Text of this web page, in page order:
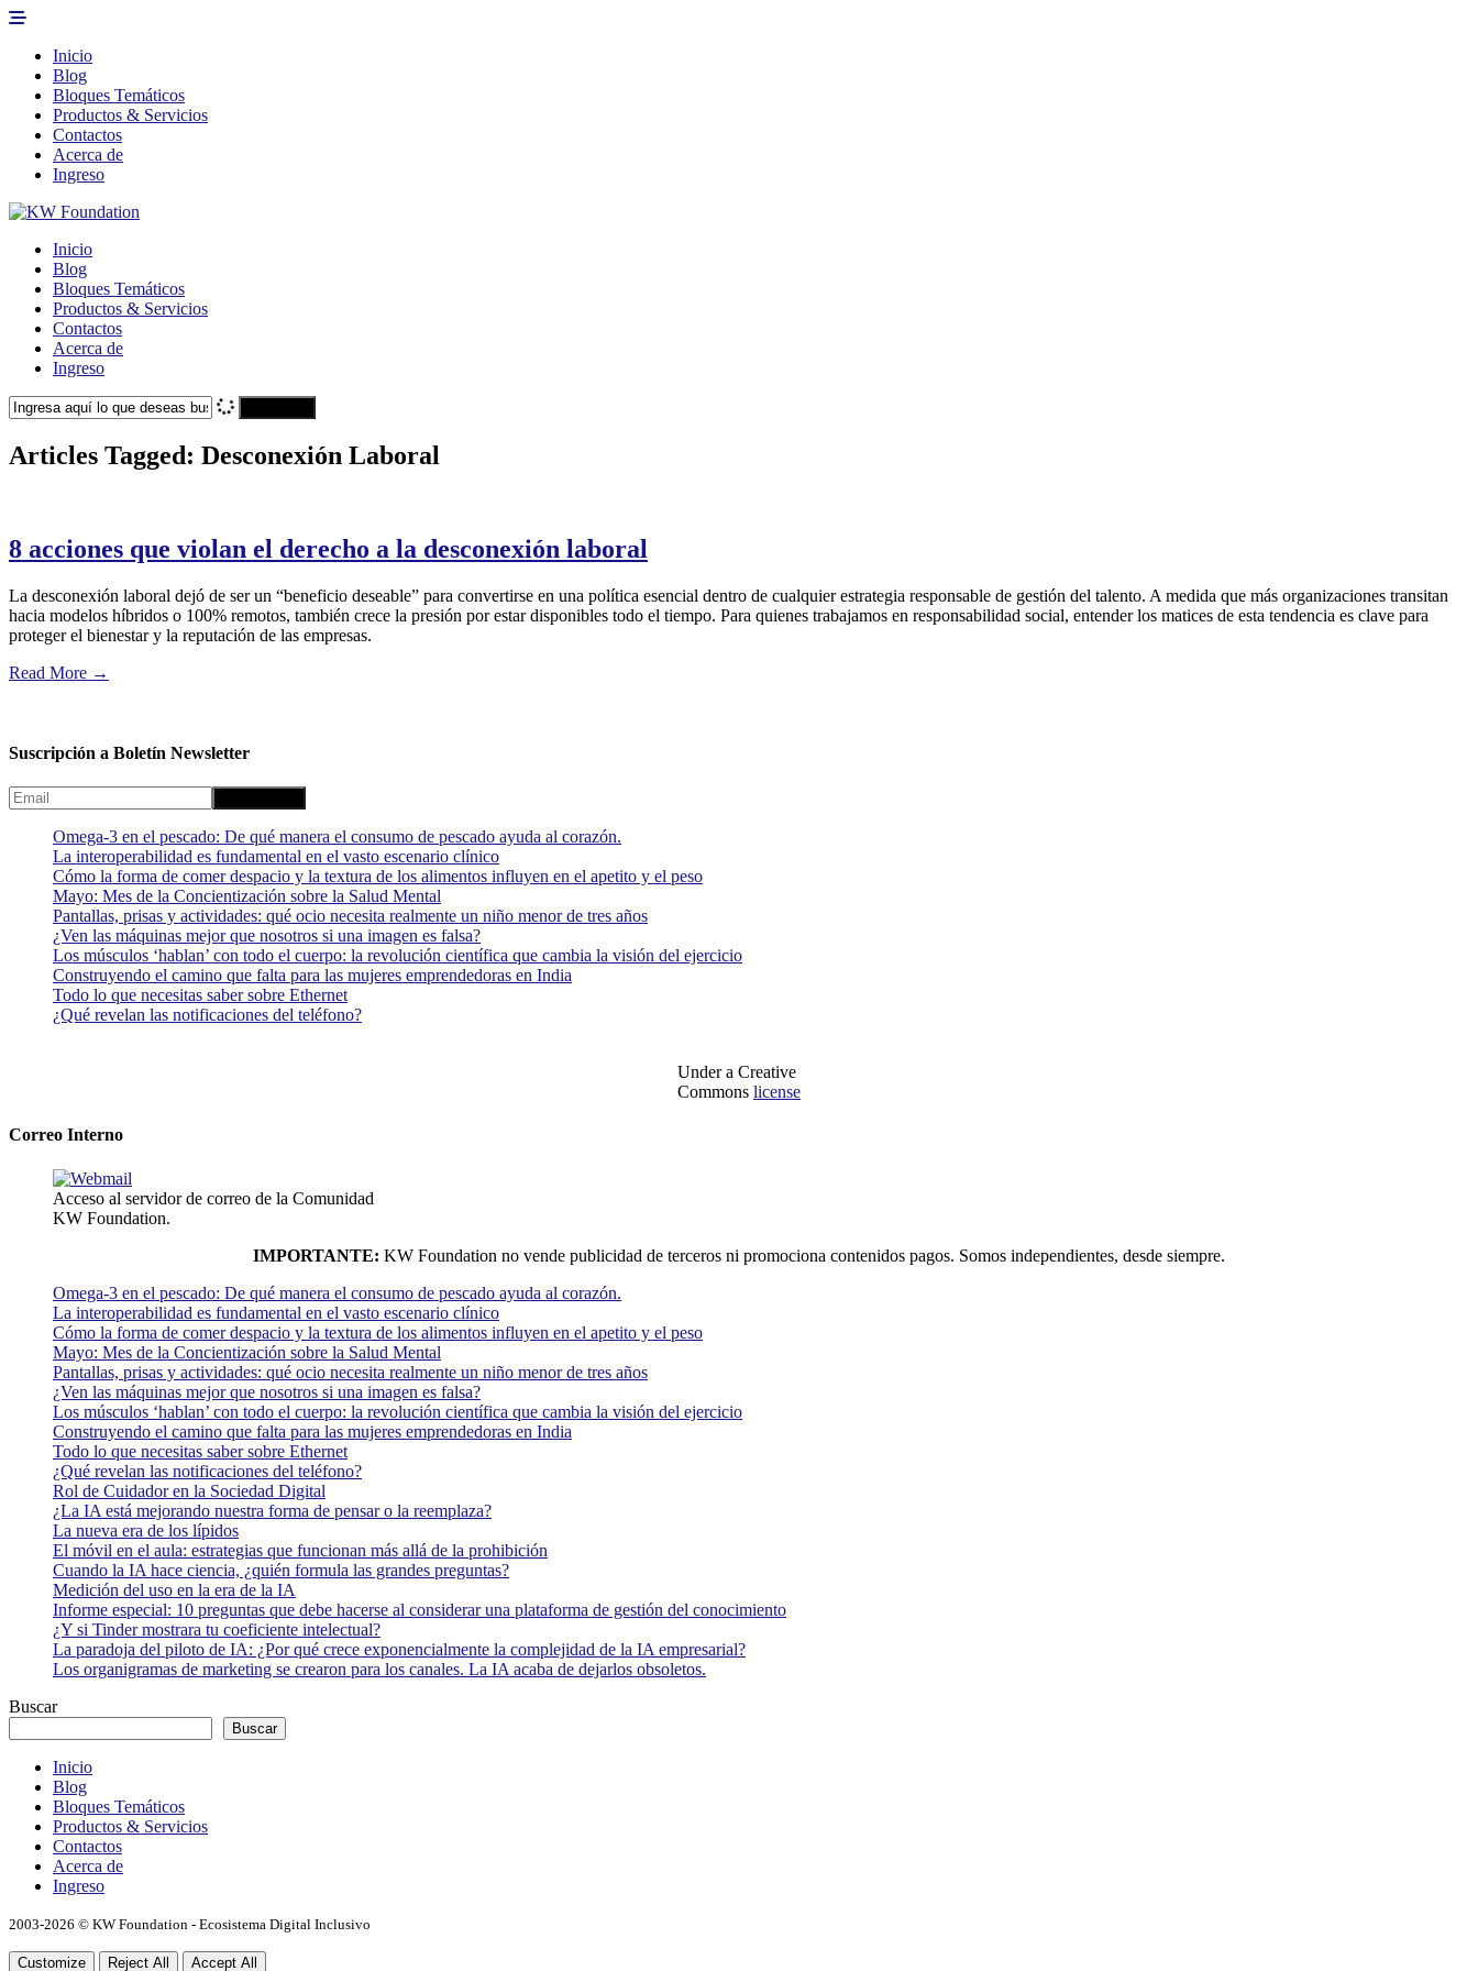
Inicio
Blog
Bloques Temáticos
Productos & Servicios
Contactos
Acerca de
Ingreso
Inicio
Blog
Bloques Temáticos
Productos & Servicios
Contactos
Acerca de
Ingreso
Articles Tagged: Desconexión Laboral
8 acciones que violan el derecho a la desconexión laboral
La desconexión laboral dejó de ser un “beneficio deseable” para convertirse en una política esencial dentro de cualquier estrategia responsable de gestión del talento. A medida que más organizaciones transitan
hacia modelos híbridos o 100% remotos, también crece la presión por estar disponibles todo el tiempo. Para quienes trabajamos en responsabilidad social, entender los matices de esta tendencia es clave para
proteger el bienestar y la reputación de las empresas.
Read More →
Suscripción a Boletín Newsletter
Omega-3 en el pescado: De qué manera el consumo de pescado ayuda al corazón.
La interoperabilidad es fundamental en el vasto escenario clínico
Cómo la forma de comer despacio y la textura de los alimentos influyen en el apetito y el peso
Mayo: Mes de la Concientización sobre la Salud Mental
Pantallas, prisas y actividades: qué ocio necesita realmente un niño menor de tres años
¿Ven las máquinas mejor que nosotros si una imagen es falsa?
Los músculos ‘hablan’ con todo el cuerpo: la revolución científica que cambia la visión del ejercicio
Construyendo el camino que falta para las mujeres emprendedoras en India
Todo lo que necesitas saber sobre Ethernet
¿Qué revelan las notificaciones del teléfono?
Under a Creative
Commons license
Correo Interno
Acceso al servidor de correo de la Comunidad
KW Foundation.
IMPORTANTE: KW Foundation no vende publicidad de terceros ni promociona contenidos pagos. Somos independientes, desde siempre.
Omega-3 en el pescado: De qué manera el consumo de pescado ayuda al corazón.
La interoperabilidad es fundamental en el vasto escenario clínico
Cómo la forma de comer despacio y la textura de los alimentos influyen en el apetito y el peso
Mayo: Mes de la Concientización sobre la Salud Mental
Pantallas, prisas y actividades: qué ocio necesita realmente un niño menor de tres años
¿Ven las máquinas mejor que nosotros si una imagen es falsa?
Los músculos ‘hablan’ con todo el cuerpo: la revolución científica que cambia la visión del ejercicio
Construyendo el camino que falta para las mujeres emprendedoras en India
Todo lo que necesitas saber sobre Ethernet
¿Qué revelan las notificaciones del teléfono?
Rol de Cuidador en la Sociedad Digital
¿La IA está mejorando nuestra forma de pensar o la reemplaza?
La nueva era de los lípidos
El móvil en el aula: estrategias que funcionan más allá de la prohibición
Cuando la IA hace ciencia, ¿quién formula las grandes preguntas?
Medición del uso en la era de la IA
Informe especial: 10 preguntas que debe hacerse al considerar una plataforma de gestión del conocimiento
¿Y si Tinder mostrara tu coeficiente intelectual?
La paradoja del piloto de IA: ¿Por qué crece exponencialmente la complejidad de la IA empresarial?
Los organigramas de marketing se crearon para los canales. La IA acaba de dejarlos obsoletos.
Buscar
Buscar
Inicio
Blog
Bloques Temáticos
Productos & Servicios
Contactos
Acerca de
Ingreso
2003-2026 © KW Foundation - Ecosistema Digital Inclusivo
Customize Reject All Accept All